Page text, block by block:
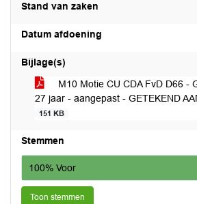
Stand van zaken
Datum afdoening
Bijlage(s)
M10 Motie CU CDA FvD D66 -
27 jaar - aangepast - GETEKEND
151 KB
Stemmen
100% Voor
Toon stemmen